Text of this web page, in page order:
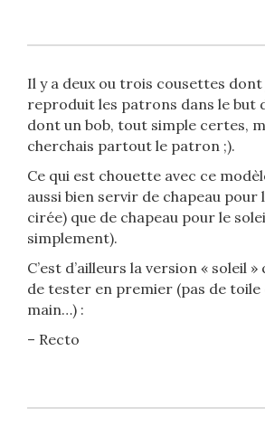
Il y a deux ou trois cousettes dont
reproduit les patrons dans le but
dont un bob, tout simple certes,
cherchais partout le patron ;).
Ce qui est chouette avec ce
aussi bien servir de chapeau pour
cirée) que de chapeau pour le
simplement).
C’est d’ailleurs la version « soleil »
de tester en premier (pas de toile
main…) :
– Recto